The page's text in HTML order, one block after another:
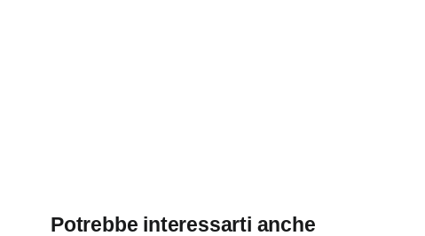
Potrebbe interessarti anche